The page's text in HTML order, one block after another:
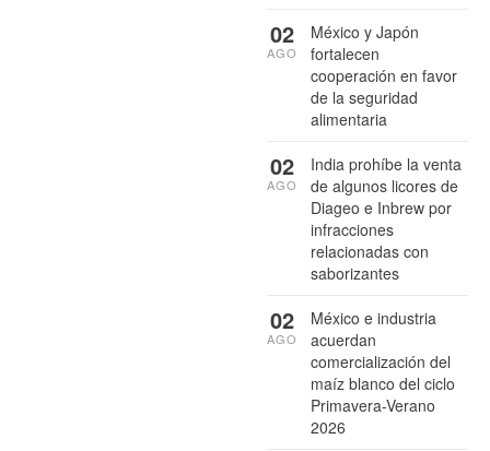
México y Japón
fortalecen
cooperación en favor
de la seguridad
alimentaria
02
AGO
India prohíbe la venta
de algunos licores de
Diageo e Inbrew por
infracciones
relacionadas con
saborizantes
02
AGO
México e industria
acuerdan
comercialización del
maíz blanco del ciclo
Primavera-Verano
2026
02
AGO